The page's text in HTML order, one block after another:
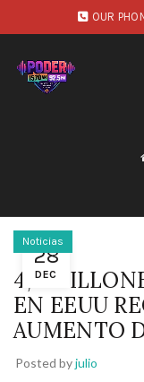
OUR
28
DEC
Noticias
4,5
EN EEUU
AUMENTO
Posted byjulio